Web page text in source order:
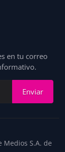
en tu correo
Enviar
S.A. de